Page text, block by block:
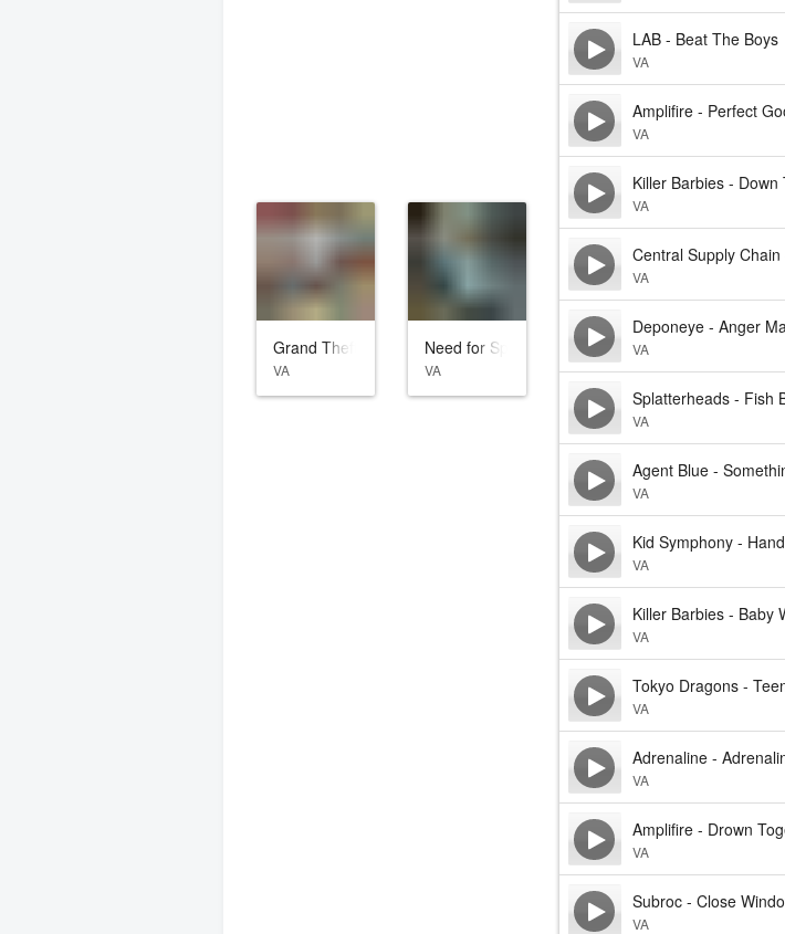
Grand Theft Auto: San Andreas
VA
Need for Speed: Most Wanted
VA
LAB - Beat The Boys
VA
Amplifire - Perfect
VA
Killer Barbies - Down
VA
Central Supply Chain
VA
Deponeye - Anger
VA
Splatterheads - Fish
VA
Agent Blue -
VA
Kid Symphony -
VA
Killer Barbies - Baby
VA
Tokyo Dragons -
VA
Adrenaline -
VA
Amplifire - Drown
VA
Subroc - Close
VA